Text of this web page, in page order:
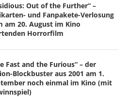
Out of the Further“ –
und Fanpakete-Verlosung
am 20. August im Kino
Horrorfilm
Fast and the Furious“ – der
Blockbuster aus 2001 am 1.
noch einmal im Kino (mit